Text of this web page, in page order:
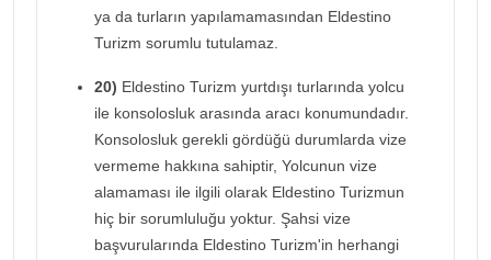
ya da turların yapılamamasından Eldestino
Turizm sorumlu tutulamaz.
20) Eldestino Turizm yurtdışı turlarında yolcu
ile konsolosluk arasında aracı konumundadır.
Konsolosluk gerekli gördüğü durumlarda vize
vermeme hakkına sahiptir, Yolcunun vize
alamaması ile ilgili olarak Eldestino Turizmun
hiç bir sorumluluğu yoktur. Şahsi vize
başvurularında Eldestino Turizm'in herhangi